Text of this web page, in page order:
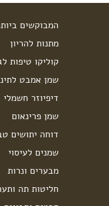
המבוקשים
מתנות להריון
קוליקו טיפות
שמן אמבט
דיפיוזר חשמלי
שמן פרינאום
דוחה יתושים
שמנים לעיסוי
מבערים ונרות
חליטות תה